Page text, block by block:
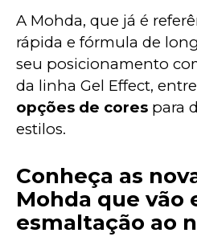
A Mohda, que já é
rápida e fórmula de
seu posicionamento
da linha Gel Effect,
opções de cores para
estilos.
Conheça as
Mohda que vão
esmaltação ao